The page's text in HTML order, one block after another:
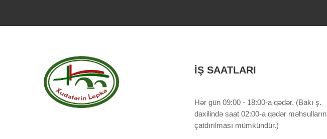
İŞ SAATLARI
Hər gün 09:00 - 18:00-a qədər. (Bakı ş.
daxilində saat 02:00-a qədər məhsulların
çatdırılması mümkündür.)